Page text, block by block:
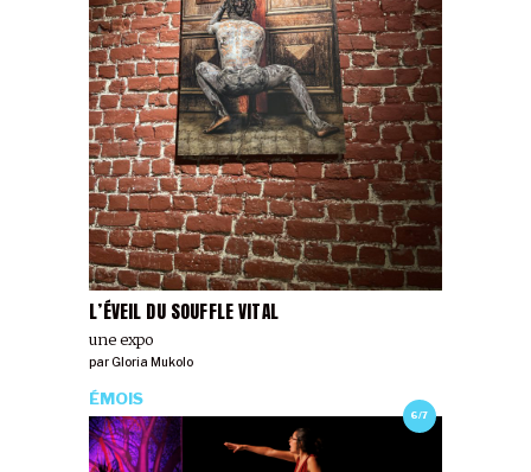
L’ÉVEIL DU SOUFFLE VITAL
une expo
parGloria Mukolo
6/7
ÉMOIS